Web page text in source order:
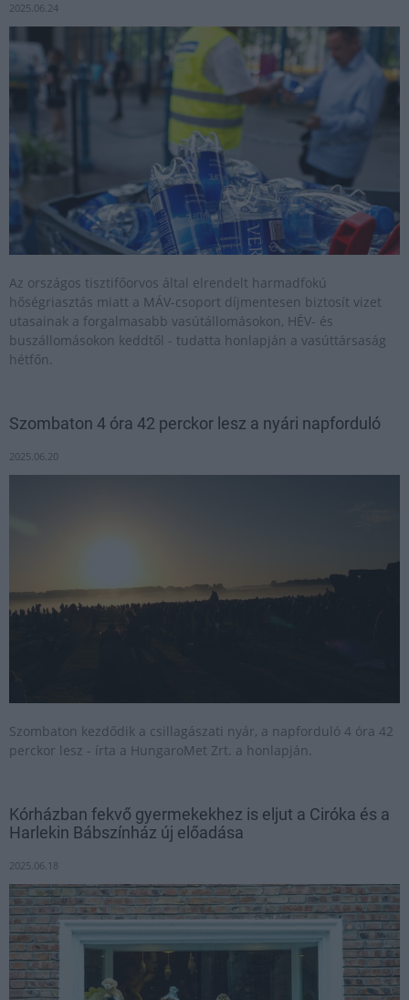
2025.06.24
Az országos tisztifőorvos által elrendelt harmadfokú
hőségriasztás miatt a MÁV-csoport díjmentesen biztosít vizet
utasainak a forgalmasabb vasútállomásokon, HÉV- és
buszállomásokon keddtől - tudatta honlapján a vasúttársaság
hétfőn.
Szombaton 4 óra 42 perckor lesz a nyári napforduló
2025.06.20
Szombaton kezdődik a csillagászati nyár, a napforduló 4 óra 42
perckor lesz - írta a HungaroMet Zrt. a honlapján.
Kórházban fekvő gyermekekhez is eljut a Ciróka és a
Harlekin Bábszínház új előadása
2025.06.18